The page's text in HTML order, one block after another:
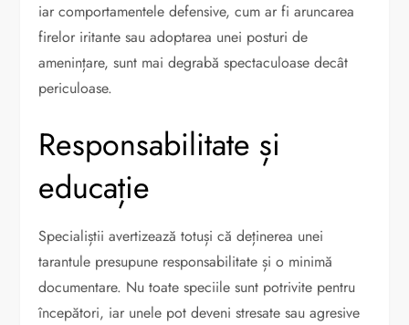
iar comportamentele defensive, cum ar fi aruncarea
firelor iritante sau adoptarea unei posturi de
amenințare, sunt mai degrabă spectaculoase decât
periculoase.
Responsabilitate și
educație
Specialiștii avertizează totuși că deținerea unei
tarantule presupune responsabilitate și o minimă
documentare. Nu toate speciile sunt potrivite pentru
începători, iar unele pot deveni stresate sau agresive